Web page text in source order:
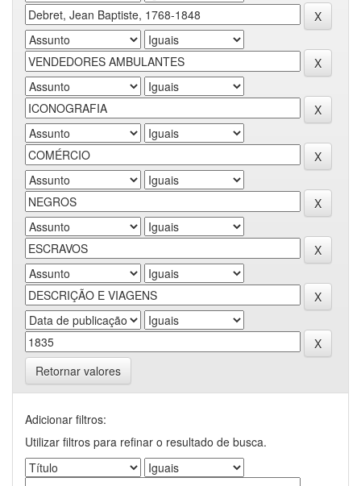
Retornar valores
Adicionar filtros:
Utilizar filtros para refinar o resultado de busca.